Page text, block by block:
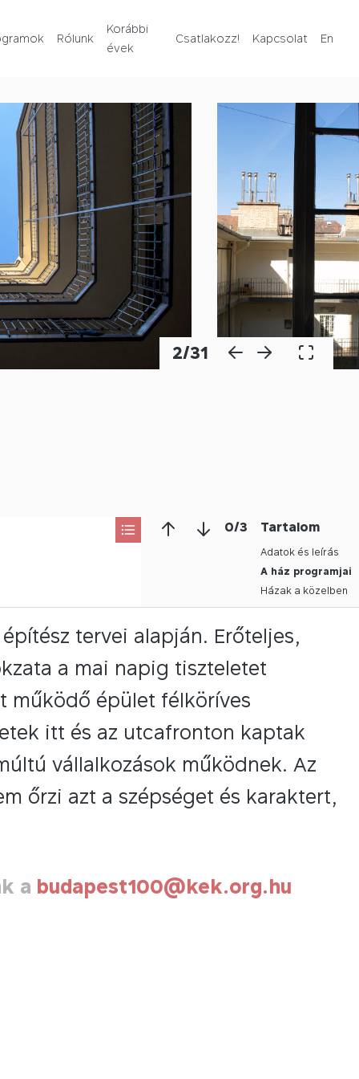
Rólunk
Korábbi
évek
Csatlakozz! Kapcsolat En
Csatlakozz!
Kapcsolat
En
2/31
0/3 Tartalom
Adatok és leírás
A ház programjai
Házak a közelben
tervei alapján. Erőteljes,
a mai napig tiszteletet
működő épület félköríves
itt és az utcafronton kaptak
vállalkozások működnek. Az
őrzi azt a szépséget és karaktert,
a budapest100@kek.org.hu